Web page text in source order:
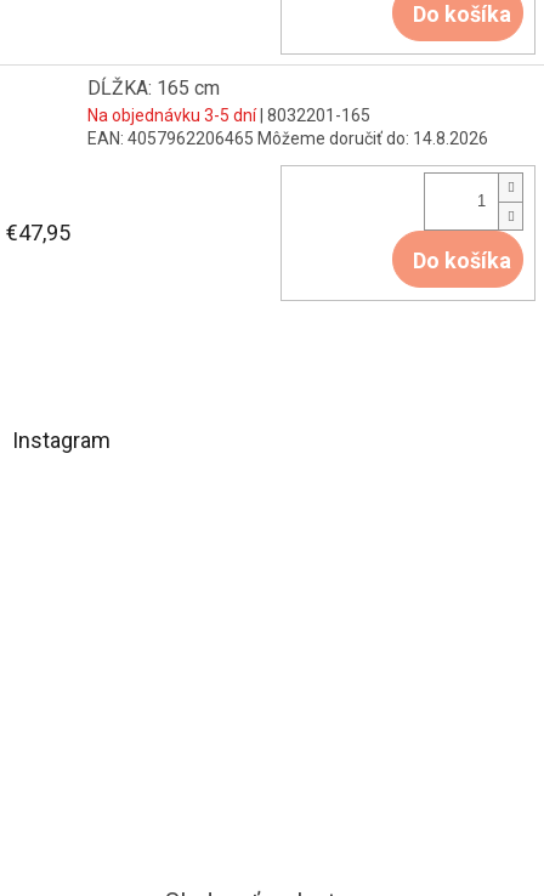
Do košíka
DĹŽKA: 165 cm
Na objednávku 3-5 dní | 8032201-165
EAN: 4057962206465 Môžeme doručiť do: 14.8.2026
€47,95
Do košíka
á
Instagram